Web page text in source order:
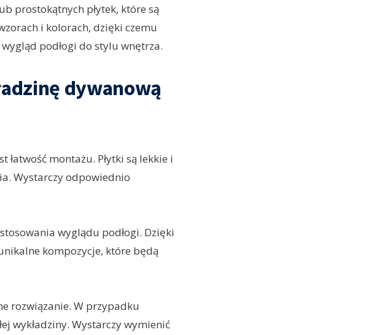
prostokątnych płytek, które są
i kolorach, dzięki czemu
podłogi do stylu wnętrza.
dywanową
łatwość montażu. Płytki są lekkie i
Wystarczy odpowiednio
wyglądu podłogi. Dzięki
kompozycje, które będą
rozwiązanie. W przypadku
wykładziny. Wystarczy wymienić